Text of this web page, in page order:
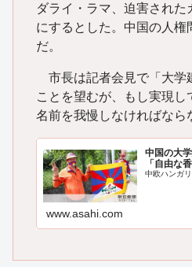
ダライ・ラマ、迫害され
にするとした。中国の人権
だ。
市長は記者会見で「大学
ことを望むが、もし実現
名前を我慢しなければなら
中国の大
「自由な
中欧ハンガ
www.asahi.com